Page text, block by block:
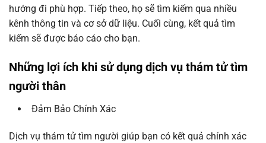
hướng đi phù hợp. Tiếp theo, họ sẽ tìm kiếm qua nhiều
kênh thông tin và cơ sở dữ liệu. Cuối cùng, kết quả tìm
kiếm sẽ được báo cáo cho bạn.
Những lợi ích khi sử dụng dịch vụ thám tử tìm
người thân
Đảm Bảo Chính Xác
Dịch vụ thám tử tìm người giúp bạn có kết quả chính xác